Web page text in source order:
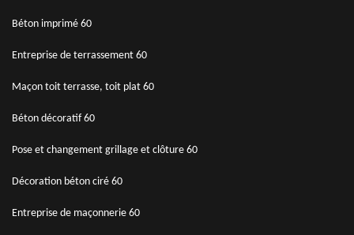
Béton imprimé 60
Entreprise de terrassement 60
Maçon toit terrasse, toit plat 60
Béton décoratif 60
Pose et changement grillage et clôture 60
Décoration béton ciré 60
Entreprise de maçonnerie 60